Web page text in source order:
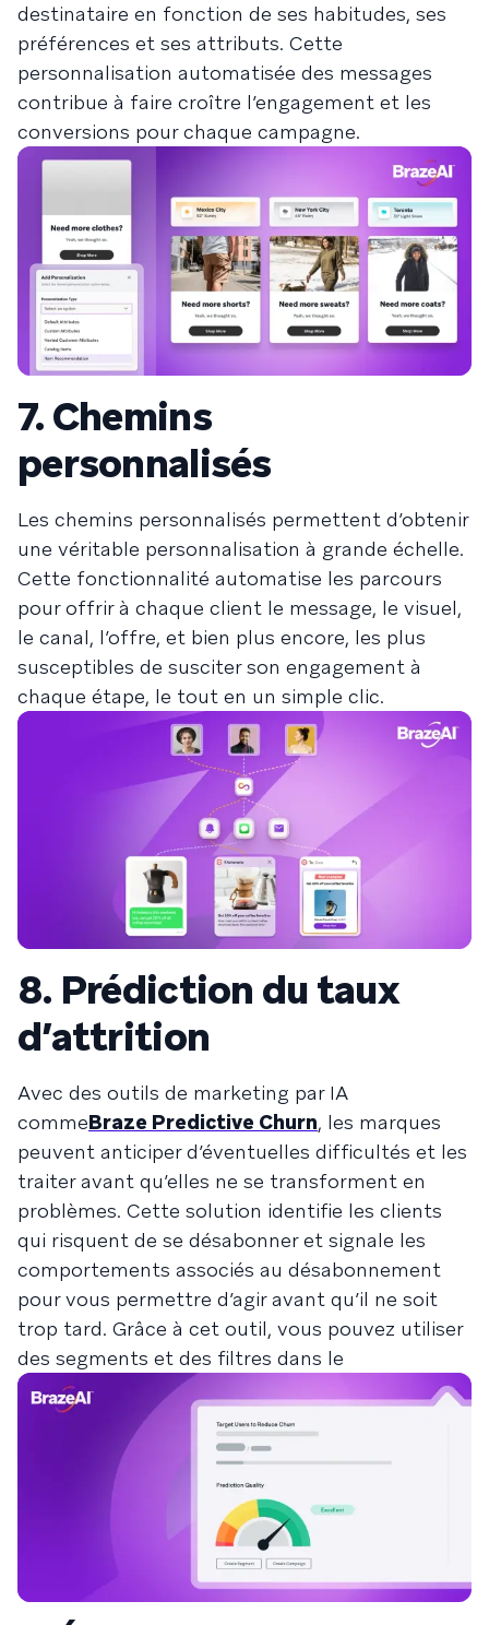
destinataire en fonction de ses habitudes, ses
préférences et ses attributs. Cette
personnalisation automatisée des messages
contribue à faire croître l’engagement et les
conversions pour chaque campagne.
7. Chemins
personnalisés
Les chemins personnalisés permettent d’obtenir
une véritable personnalisation à grande échelle.
Cette fonctionnalité automatise les parcours
pour offrir à chaque client le message, le visuel,
le canal, l’offre, et bien plus encore, les plus
susceptibles de susciter son engagement à
chaque étape, le tout en un simple clic.
8. Prédiction du taux
d’attrition
Avec des outils de marketing par IA
commeBraze Predictive Churn, les marques
peuvent anticiper d’éventuelles difficultés et les
traiter avant qu’elles ne se transforment en
problèmes. Cette solution identifie les clients
qui risquent de se désabonner et signale les
comportements associés au désabonnement
pour vous permettre d’agir avant qu’il ne soit
trop tard. Grâce à cet outil, vous pouvez utiliser
des segments et des filtres dans le